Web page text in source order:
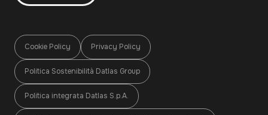
Cookie Policy Privacy Policy
Politica Sostenibilità Datlas Group
Politica integrata Datlas S.p.A.